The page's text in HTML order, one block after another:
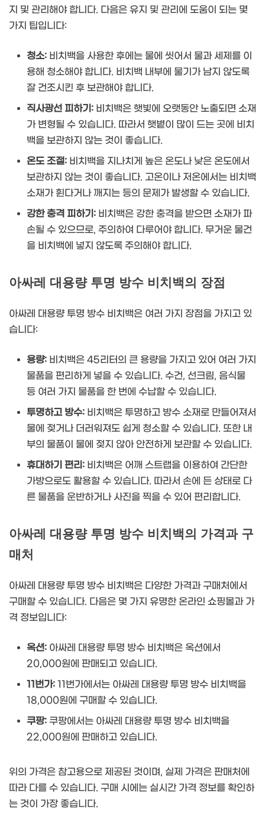
지 및 관리해야 합니다. 다음은 유지 및 관리에 도움이 되는 몇
가지 팁입니다:
청소: 비치백을 사용한 후에는 물에 씻어서 물과 세제를 이
용해 청소해야 합니다. 비치백 내부에 물기가 남지 않도록
잘 건조시킨 후 보관해야 합니다.
직사광선 피하기: 비치백은 햇빛에 오랫동안 노출되면 소재
가 변형될 수 있습니다. 따라서 햇볕이 많이 드는 곳에 비치
백을 보관하지 않는 것이 좋습니다.
온도 조절: 비치백을 지나치게 높은 온도나 낮은 온도에서
보관하지 않는 것이 좋습니다. 고온이나 저온에서는 비치백
소재가 휜다거나 깨지는 등의 문제가 발생할 수 있습니다.
강한 충격 피하기: 비치백은 강한 충격을 받으면 소재가 파
손될 수 있으므로, 주의하여 다루어야 합니다. 무거운 물건
을 비치백에 넣지 않도록 주의해야 합니다.
아싸레 대용량 투명 방수 비치백의 장점
아싸레 대용량 투명 방수 비치백은 여러 가지 장점을 가지고 있
습니다:
용량: 비치백은 45리터의 큰 용량을 가지고 있어 여러 가지
물품을 편리하게 넣을 수 있습니다. 수건, 선크림, 음식물
등 여러 가지 물품을 한 번에 수납할 수 있습니다.
투명하고 방수: 비치백은 투명하고 방수 소재로 만들어져서
물에 젖거나 더러워져도 쉽게 청소할 수 있습니다. 또한 내
부의 물품이 물에 젖지 않아 안전하게 보관할 수 있습니다.
휴대하기 편리: 비치백은 어깨 스트랩을 이용하여 간단한
가방으로도 활용할 수 있습니다. 따라서 손에 든 상태로 다
른 물품을 운반하거나 사진을 찍을 수 있어 편리합니다.
아싸레 대용량 투명 방수 비치백의 가격과 구
매처
아싸레 대용량 투명 방수 비치백은 다양한 가격과 구매처에서
구매할 수 있습니다. 다음은 몇 가지 유명한 온라인 쇼핑몰과 가
격 정보입니다:
옥션: 아싸레 대용량 투명 방수 비치백은 옥션에서
20,000원에 판매되고 있습니다.
11번가: 11번가에서는 아싸레 대용량 투명 방수 비치백을
18,000원에 구매할 수 있습니다.
쿠팡: 쿠팡에서는 아싸레 대용량 투명 방수 비치백을
22,000원에 판매하고 있습니다.
위의 가격은 참고용으로 제공된 것이며, 실제 가격은 판매처에
따라 다를 수 있습니다. 구매 시에는 실시간 가격 정보를 확인하
는 것이 가장 좋습니다.